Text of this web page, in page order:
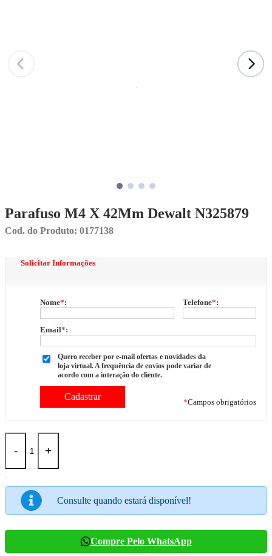
Parafuso M4 X 42Mm Dewalt N325879
Cod. do Produto: 0177138
Solicitar Informações
Nome*: Telefone*:
Email*:
Quero receber por e-mail ofertas e novidades da
loja virtual. A frequência de envios pode variar de
acordo com a interação do cliente.
*Campos obrigatórios
- +
Consulte quando estará disponível!
Compre Pelo WhatsApp